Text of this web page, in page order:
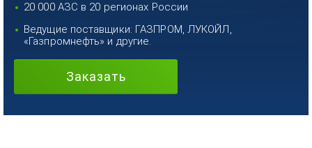
20 000 АЗС в 20 регионах России
Ведущие поставщики: ГАЗПРОМ, ЛУКОЙЛ,
«Газпромнефть» и другие.
Заказать